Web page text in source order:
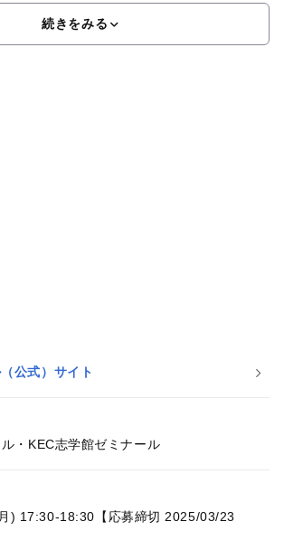
続きをみる
公式）サイト
・KEC志学館ゼミナール
) 17:30-18:30【応募締切 2025/03/23